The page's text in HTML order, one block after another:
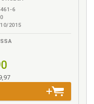
Abordagem kleiniana,
outro nos estados
de limite e alteridade,
6
2015